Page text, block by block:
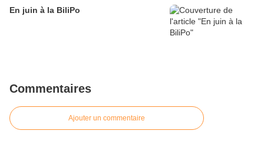
En juin à la BiliPo
Commentaires
Ajouter un commentaire